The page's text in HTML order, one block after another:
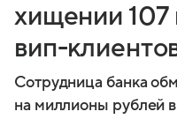
хищении 107
вип-
Сотрудница банка
на миллионы рублей